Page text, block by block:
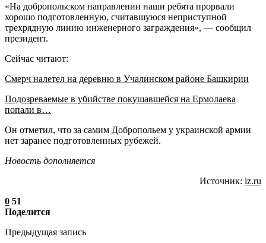
«На добропольском направлении наши ребята прорвали
хорошо подготовленную, считавшуюся неприступной
трехрядную линию инженерного заграждения», — сообщил
президент.
Сейчас читают:
Смерч налетел на деревню в Учалинском районе Башкирии
Подозреваемые в убийстве покушавшейся на Ермолаева
попали в…
Он отметил, что за самим Добропольем у украинской армии
нет заранее подготовленных рубежей.
Новость дополняется
Источник: iz.ru
0 51
Поделится
Предыдущая запись